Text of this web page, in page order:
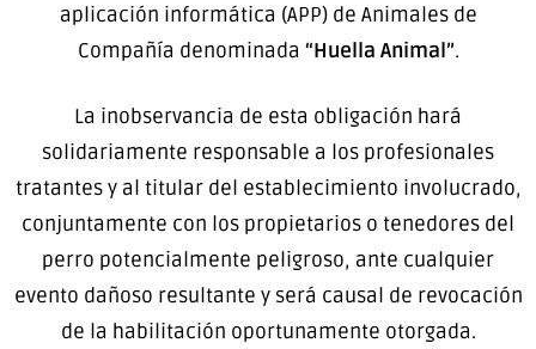
aplicación informática (APP) de Animales de
Compañía denominada “Huella Animal”.
La inobservancia de esta obligación hará
solidariamente responsable a los profesionales
tratantes y al titular del establecimiento involucrado,
conjuntamente con los propietarios o tenedores del
perro potencialmente peligroso, ante cualquier
evento dañoso resultante y será causal de revocación
de la habilitación oportunamente otorgada.